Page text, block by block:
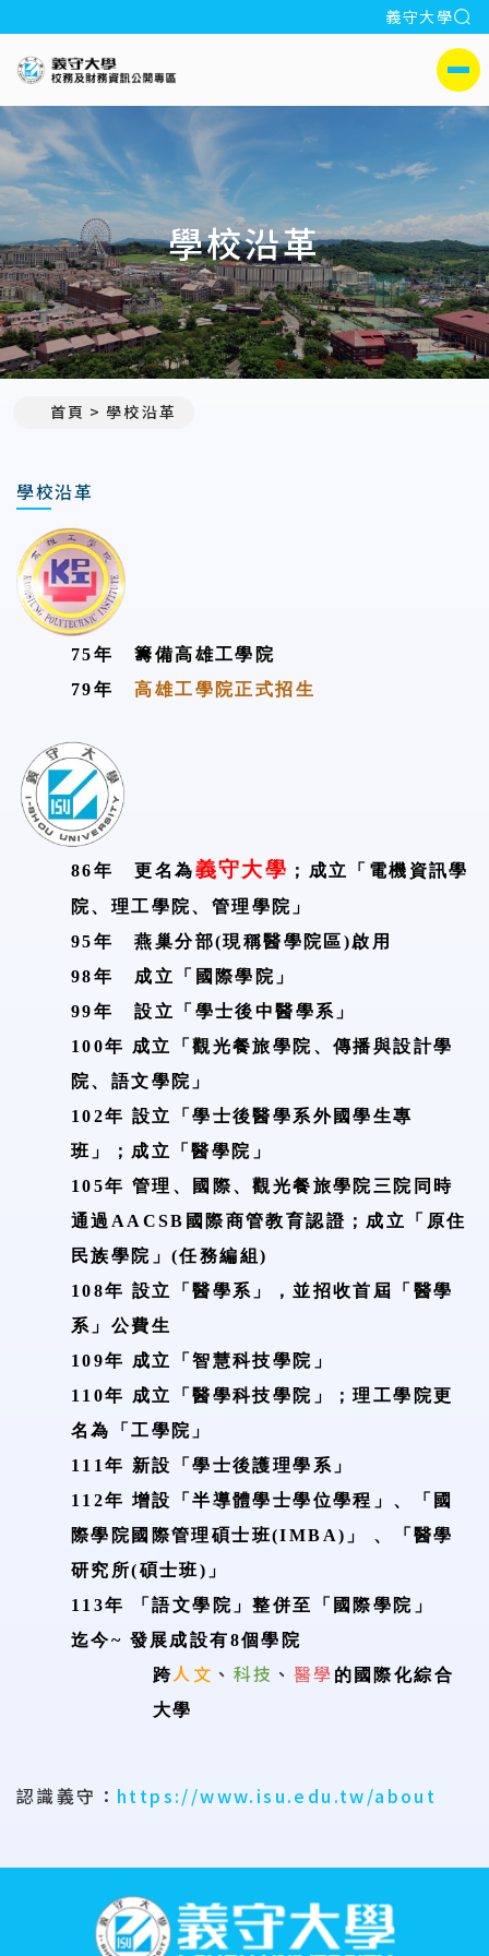
:::
義守大學
義守大學校務及財務公開專區
側選單
學校沿革
首頁 學校沿革
學校沿革
75年籌備高雄工學院
79年高雄工學院正式招生
86年更名為義守大學 ； 成立「電機資訊學
院、理工學院、管理學院」
95年燕巢分部(現稱醫學院區)啟用
98年 成立「國際學院」
99年設立「學士後中醫學系」
100年 成立「觀光餐旅學院、傳播與設計學
院、語文學院」
102年 設立「學士後醫學系外國學生專
班」； 成立「醫學院」
105年 管理、國際、觀光餐旅學院三院同時
通過 AACSB 國際商管教育認證；成立「原住
民族學院」 (任務編組)
108年 設立「醫學系」，並招收首屆「醫學
系」公費生
109年 成立「智慧科技學院」
110年 成立「醫學科技學院」 ；理工學院更
名為「工學院」
111年 新設「學士後護理學系」
112年 增設「半導體學士學位學程」、「國
際學院國際管理碩士班(IMBA) 」 、「醫學
研究所(碩士班) 」
113年
「語文學院 」整併至 「 國際學院 」
迄今~ 發展成設有8個學院
跨人文 、 科技 、 醫學 的國際化綜合
大學
認識義守： https://www.isu.edu.tw/about